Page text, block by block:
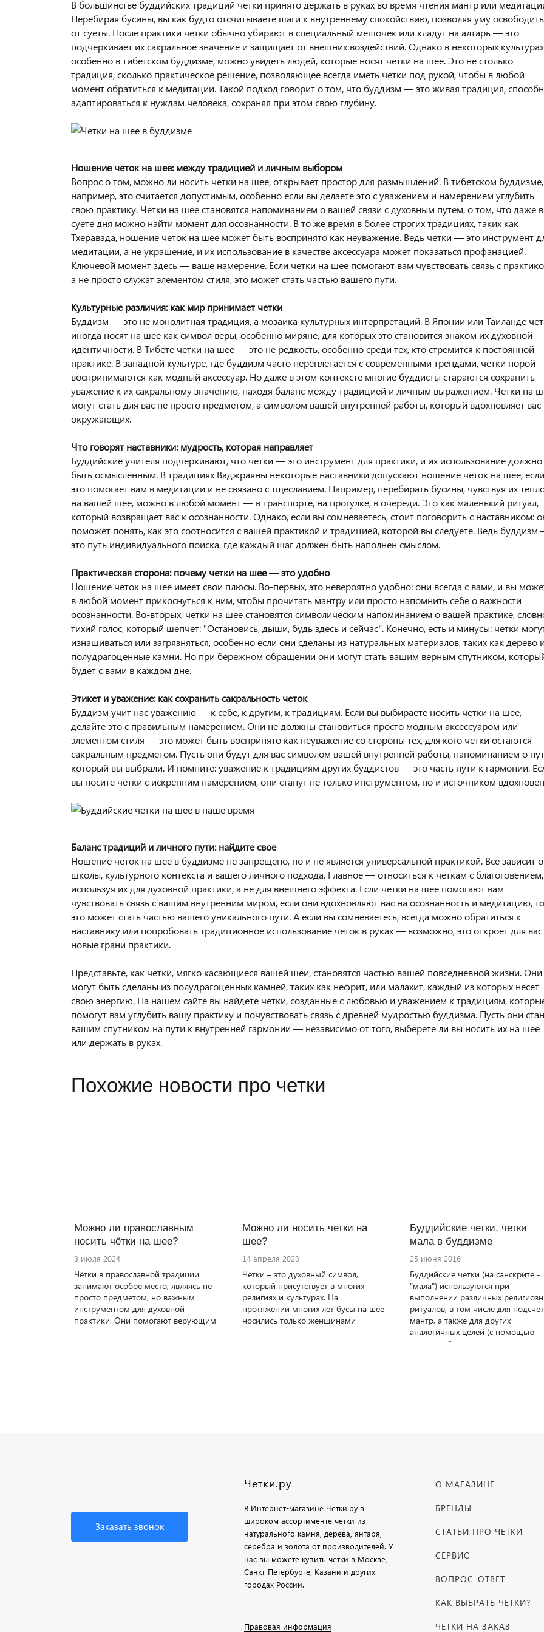
В большинстве буддийских традиций четки принято держать в руках во время чтения мантр или
Перебирая бусины, вы как будто отсчитываете шаги к внутреннему спокойствию, позволяя уму
от суеты. После практики четки обычно убирают в специальный мешочек или кладут на алтарь — это
подчеркивает их сакральное значение и защищает от внешних воздействий. Однако в некоторых
особенно в тибетском буддизме, можно увидеть людей, которые носят четки на шее. Это не столько
традиция, сколько практическое решение, позволяющее всегда иметь четки под рукой, чтобы в любой
момент обратиться к медитации. Такой подход говорит о том, что буддизм — это живая традиция,
адаптироваться к нуждам человека, сохраняя при этом свою глубину.
Ношение четок на шее: между традицией и личным выбором
Вопрос о том, можно ли носить четки на шее, открывает простор для размышлений. В тибетском буддизме,
например, это считается допустимым, особенно если вы делаете это с уважением и намерением углубить
свою практику. Четки на шее становятся напоминанием о вашей связи с духовным путем, о том, что даже в
суете дня можно найти момент для осознанности. В то же время в более строгих традициях, таких как
Тхеравада, ношение четок на шее может быть воспринято как неуважение. Ведь четки — это инструмент
медитации, а не украшение, и их использование в качестве аксессуара может показаться профанацией.
Ключевой момент здесь — ваше намерение. Если четки на шее помогают вам чувствовать связь с
а не просто служат элементом стиля, это может стать частью вашего пути.
Культурные различия: как мир принимает четки
Буддизм — это не монолитная традиция, а мозаика культурных интерпретаций. В Японии или Таиланде
иногда носят на шее как символ веры, особенно миряне, для которых это становится знаком их духовной
идентичности. В Тибете четки на шее — это не редкость, особенно среди тех, кто стремится к постоянной
практике. В западной культуре, где буддизм часто переплетается с современными трендами, четки порой
воспринимаются как модный аксессуар. Но даже в этом контексте многие буддисты стараются сохранить
уважение к их сакральному значению, находя баланс между традицией и личным выражением. Четки на
могут стать для вас не просто предметом, а символом вашей внутренней работы, который вдохновляет вас
окружающих.
Что говорят наставники: мудрость, которая направляет
Буддийские учителя подчеркивают, что четки — это инструмент для практики, и их использование должно
быть осмысленным. В традициях Ваджраяны некоторые наставники допускают ношение четок на шее, если
это помогает вам в медитации и не связано с тщеславием. Например, перебирать бусины, чувствуя их
на вашей шее, можно в любой момент — в транспорте, на прогулке, в очереди. Это как маленький ритуал,
который возвращает вас к осознанности. Однако, если вы сомневаетесь, стоит поговорить с наставником:
поможет понять, как это соотносится с вашей практикой и традицией, которой вы следуете. Ведь
это путь индивидуального поиска, где каждый шаг должен быть наполнен смыслом.
Практическая сторона: почему четки на шее — это удобно
Ношение четок на шее имеет свои плюсы. Во-первых, это невероятно удобно: они всегда с вами, и вы
в любой момент прикоснуться к ним, чтобы прочитать мантру или просто напомнить себе о важности
осознанности. Во-вторых, четки на шее становятся символическим напоминанием о вашей практике,
тихий голос, который шепчет: "Остановись, дыши, будь здесь и сейчас". Конечно, есть и минусы: четки
изнашиваться или загрязняться, особенно если они сделаны из натуральных материалов, таких как дерево
полудрагоценные камни. Но при бережном обращении они могут стать вашим верным спутником,
будет с вами в каждом дне.
Этикет и уважение: как сохранить сакральность четок
Буддизм учит нас уважению — к себе, к другим, к традициям. Если вы выбираете носить четки на шее,
делайте это с правильным намерением. Они не должны становиться просто модным аксессуаром или
элементом стиля — это может быть воспринято как неуважение со стороны тех, для кого четки остаются
сакральным предметом. Пусть они будут для вас символом вашей внутренней работы, напоминанием о
который вы выбрали. И помните: уважение к традициям других буддистов — это часть пути к гармонии.
вы носите четки с искренним намерением, они станут не только инструментом, но и источником
Баланс традиций и личного пути: найдите свое
Ношение четок на шее в буддизме не запрещено, но и не является универсальной практикой. Все зависит
школы, культурного контекста и вашего личного подхода. Главное — относиться к четкам с благоговением,
используя их для духовной практики, а не для внешнего эффекта. Если четки на шее помогают вам
чувствовать связь с вашим внутренним миром, если они вдохновляют вас на осознанность и медитацию, то
это может стать частью вашего уникального пути. А если вы сомневаетесь, всегда можно обратиться к
наставнику или попробовать традиционное использование четок в руках — возможно, это откроет для вас
новые грани практики.
Представьте, как четки, мягко касающиеся вашей шеи, становятся частью вашей повседневной жизни. Они
могут быть сделаны из полудрагоценных камней, таких как нефрит, или малахит, каждый из которых несет
свою энергию. На нашем сайте вы найдете четки, созданные с любовью и уважением к традициям,
помогут вам углубить вашу практику и почувствовать связь с древней мудростью буддизма. Пусть они
вашим спутником на пути к внутренней гармонии — независимо от того, выберете ли вы носить их на шее
или держать в руках.
Похожие новости про четки
Можно ли православным
носить чётки на шее?
3 июля 2024
Чётки в православной традиции
занимают особое место, являясь не
просто предметом, но важным
инструментом для духовной
практики. Они помогают верующим
Можно ли носить четки на
шее?
14 апреля 2023
Четки – это духовный символ,
который присутствует в многих
религиях и культурах. На
протяжении многих лет бусы на шее
носились только женщинами
Буддийские четки, четки
мала в буддизме
25 июня 2016
Буддийские четки (на санскрите -
"мала") используются при
выполнении различных
ритуалов, в том числе для
мантр, а также для других
аналогичных целей (с помощью
четок удобно
Заказать звонок
Четки.ру
В Интернет-магазине Четки.ру в
широком ассортименте четки из
натурального камня, дерева, янтаря,
серебра и золота от производителей. У
нас вы можете купить четки в Москве,
Санкт-Петербурге, Казани и других
городах России.
Правовая информация
О МАГАЗИНЕ
БРЕНДЫ
СТАТЬИ ПРО ЧЕТКИ
СЕРВИС
ВОПРОС-ОТВЕТ
КАК ВЫБРАТЬ ЧЕТКИ?
ЧЕТКИ НА ЗАКАЗ